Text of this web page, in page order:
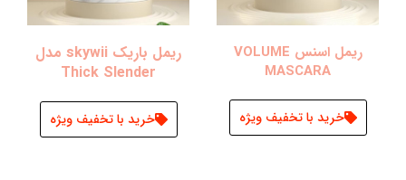
ریمل اسنس VOLUME
MASCARA
خرید با تخفیف ویژه
ریمل باریک skywii مدل
Thick Slender
خرید با تخفیف ویژه